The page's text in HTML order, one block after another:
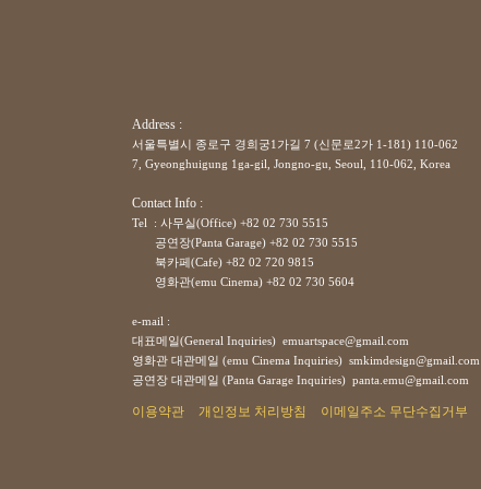
Address :
서울특별시 종로구 경희궁1가길 7 (신문로2가 1-181) 110-062
7, Gyeonghuigung 1ga-gil, Jongno-gu, Seoul, 110-062, Korea
Contact Info :
Tel : 사무실(Office) +82 02 730 5515
공연장(Panta Garage) +82 02 730 5515
북카페(Cafe) +82 02 720 9815
영화관(emu Cinema) +82 02 730 5604
e-mail :
대표메일(General Inquiries) emuartspace@gmail.com
영화관 대관메일 (emu Cinema Inquiries) smkimdesign@gmail.com
공연장 대관메일 (Panta Garage Inquiries) panta.emu@gmail.com
이용약관 개인정보 처리방침 이메일주소 무단수집거부